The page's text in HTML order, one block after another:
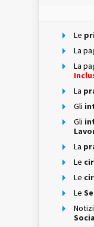
Le
La
La
La
Gli
Gli
La
Le
Le
Le